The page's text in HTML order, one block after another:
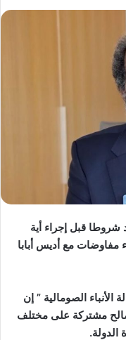
قبل إجراء أية
مفاوضات مع أديس أبابا
الصومالية ” إن
مشتركة على مختلف
الدولة.